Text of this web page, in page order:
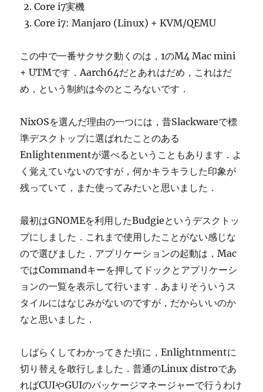
Core i7実機
Core i7: Manjaro (Linux) + KVM/QEMU
この中で一番サクサク動くのは，1のM4 Mac mini
+ UTMです．Aarch64だとあれはだめ，これはだ
め，という制約は今のところないです．
NixOSを選んだ理由の一つには，昔Slackwareで標
準デスクトップに選ばれたことのある
Enlightenmentが選べるということもあります．よ
く覚えていないのですが，何かキラキラした印象が
残っていて，また使ってみたいと思いました．
最初はGNOMEを利用したBudgieというデスクトッ
プにしました．これまで使用したことがない感じな
ので選びました．アプリケーションの起動は，Mac
ではCommandキーを押してドックとアプリケーシ
ョンの一覧を表示して行います．あまりそういうス
タイルにはなじみがないのですが，だからいいのか
なと思いました．
しばらくしてわかってきた頃に，Enlightnmentに
切り替えを敢行しました．普通のLinux distroであ
ればCUIやGUIのパッケージマネージャーで行うわけ